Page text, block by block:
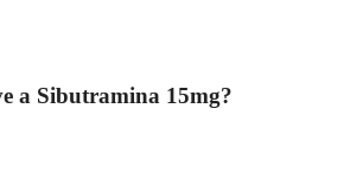
a Sibutramina 15mg?